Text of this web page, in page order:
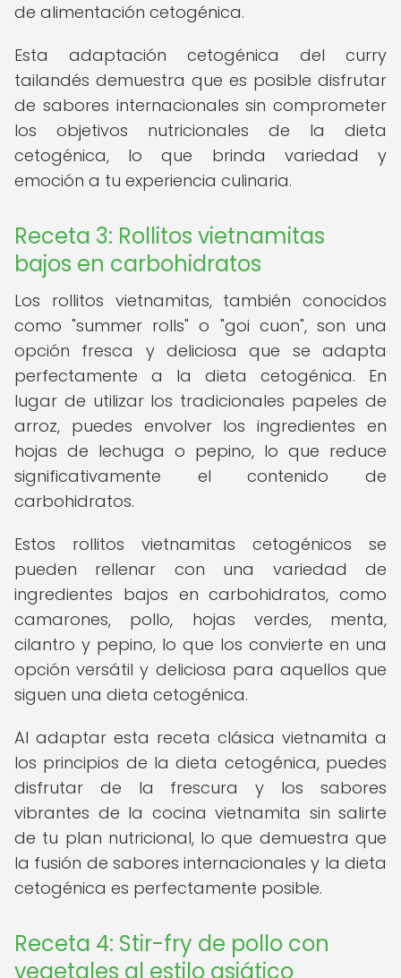
de alimentación cetogénica.
Esta adaptación cetogénica del curry
tailandés demuestra que es posible disfrutar
de sabores internacionales sin comprometer
los objetivos nutricionales de la dieta
cetogénica, lo que brinda variedad y
emoción a tu experiencia culinaria.
Receta 3: Rollitos vietnamitas
bajos en carbohidratos
Los rollitos vietnamitas, también conocidos
como "summer rolls" o "goi cuon", son una
opción fresca y deliciosa que se adapta
perfectamente a la dieta cetogénica. En
lugar de utilizar los tradicionales papeles de
arroz, puedes envolver los ingredientes en
hojas de lechuga o pepino, lo que reduce
significativamente el contenido de
carbohidratos.
Estos rollitos vietnamitas cetogénicos se
pueden rellenar con una variedad de
ingredientes bajos en carbohidratos, como
camarones, pollo, hojas verdes, menta,
cilantro y pepino, lo que los convierte en una
opción versátil y deliciosa para aquellos que
siguen una dieta cetogénica.
Al adaptar esta receta clásica vietnamita a
los principios de la dieta cetogénica, puedes
disfrutar de la frescura y los sabores
vibrantes de la cocina vietnamita sin salirte
de tu plan nutricional, lo que demuestra que
la fusión de sabores internacionales y la dieta
cetogénica es perfectamente posible.
Receta 4: Stir-fry de pollo con
vegetales al estilo asiático